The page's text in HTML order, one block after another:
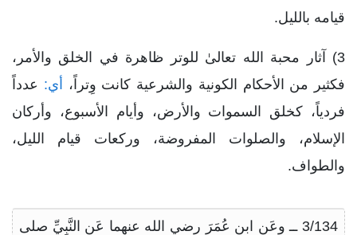
قيامه بالليل.
3) آثار محبة الله تعالىٰ للوتر ظاهرة في الخلق والأمر،
فكثير من الأحكام الكونية والشرعية كانت وِتراً، أي: عدداً
فردياً، كخلق السموات والأرض، وأيام الأسبوع، وأركان
الإسلام، والصلوات المفروضة، وركعات قيام الليل،
والطواف.
3/134 ــ وعَنِ ابنِ عُمَرَ رضي الله عنهما عَنِ النَّبِيِّ صلى